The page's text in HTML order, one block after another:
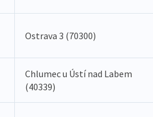
Ostrava 3 (70300)
Chlumec u Ústí nad Labem
(40339)